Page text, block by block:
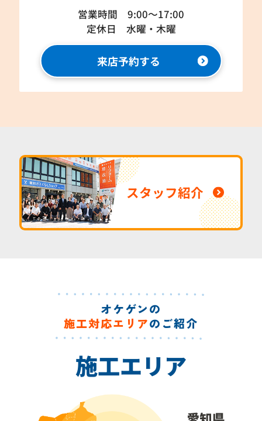
営業時間 9:00～17:00
定休日 水曜・木曜
来店予約する
スタッフ紹介
オケゲンの
施工対応エリアのご紹介
施工エリア